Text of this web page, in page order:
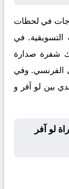
في لحظات
التسويقية. في
شفرة صدارة
الفرنسي. وفي
بين لو آفر و
لو آفر